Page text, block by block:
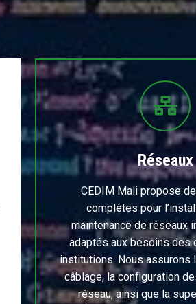
Réseaux
CEDIM Mali propose
complètes pour
maintenance de réseaux
adaptés aux besoins des
institutions. Nous assurons
câblage, la configuration
réseau, ainsi que la